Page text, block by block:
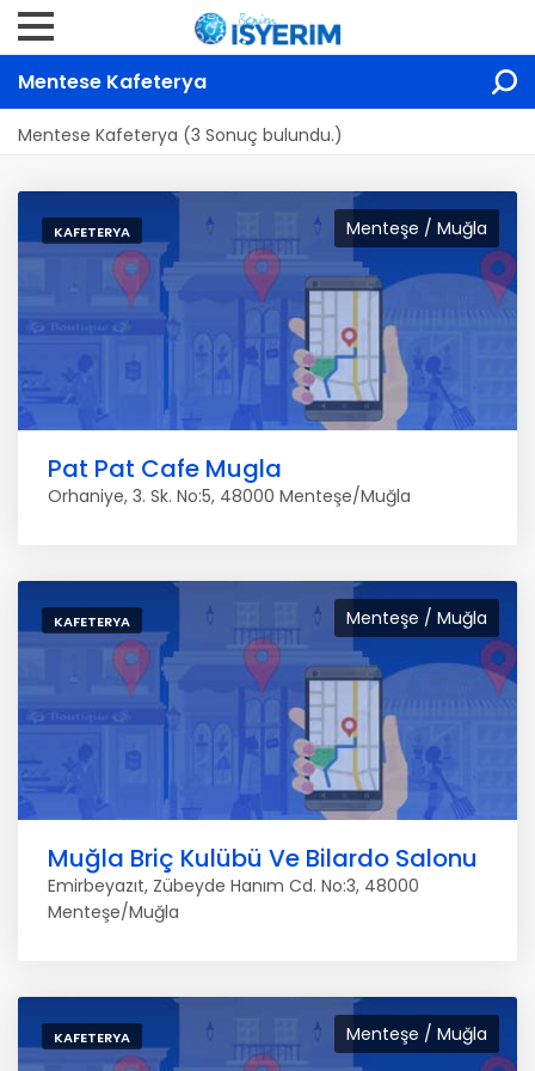
Mentese Kafeterya
Mentese Kafeterya (3 Sonuç bulundu.)
Menteşe / Muğla
KAFETERYA
Pat Pat Cafe Mugla
Orhaniye, 3. Sk. No:5, 48000 Menteşe/Muğla
Menteşe / Muğla
KAFETERYA
Muğla Briç Kulübü Ve Bilardo Salonu
Emirbeyazıt, Zübeyde Hanım Cd. No:3, 48000
Menteşe/Muğla
Menteşe / Muğla
KAFETERYA